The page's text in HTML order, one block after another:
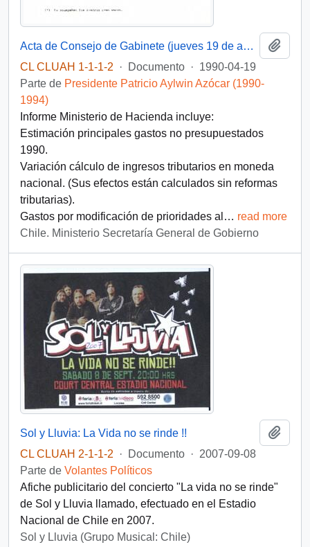
Acta de Consejo de Gabinete (jueves 19 de abril 1990)
CL CLUAH 1-1-1-2
· Documento · 1990-04-19
Parte de Presidente Patricio Aylwin Azócar (1990-
1994)
Informe Ministerio de Hacienda incluye:
Estimación principales gastos no presupuestados
1990.
Variación cálculo de ingresos tributarios en moneda
nacional. (Sus efectos están calculados sin reformas
tributarias).
Gastos por modificación de prioridades al … read more
Chile. Ministerio Secretaría General de Gobierno
Sol y Lluvia: La Vida no se rinde !!
CL CLUAH 2-1-1-2
· Documento · 2007-09-08
Parte de Volantes Políticos
Afiche publicitario del concierto "La vida no se rinde"
de Sol y Lluvia llamado, efectuado en el Estadio
Nacional de Chile en 2007.
Sol y Lluvia (Grupo Musical: Chile)